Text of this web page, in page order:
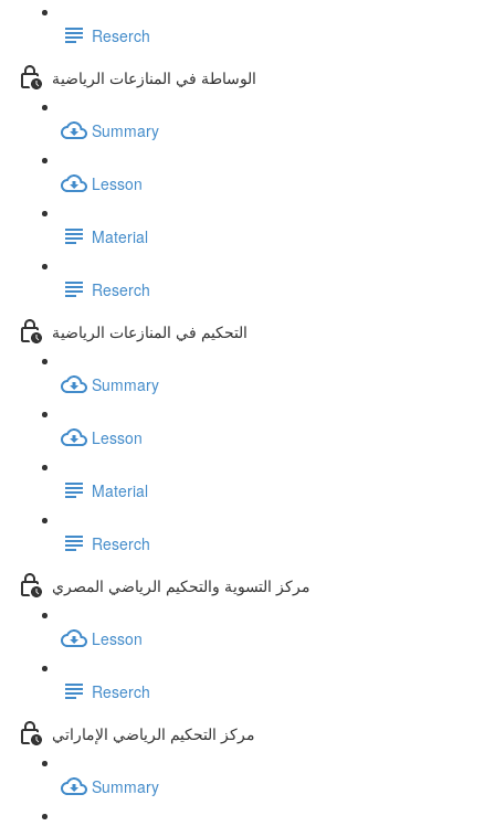
Reserch
الوساطة في المنازعات الرياضية
Summary
Lesson
Material
Reserch
التحكيم في المنازعات الرياضية
Summary
Lesson
Material
Reserch
مركز التسوية والتحكيم الرياضي المصري
Lesson
Reserch
مركز التحكيم الرياضي الإماراتي
Summary